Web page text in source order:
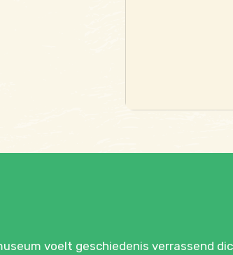
voelt geschiedenis verrassend